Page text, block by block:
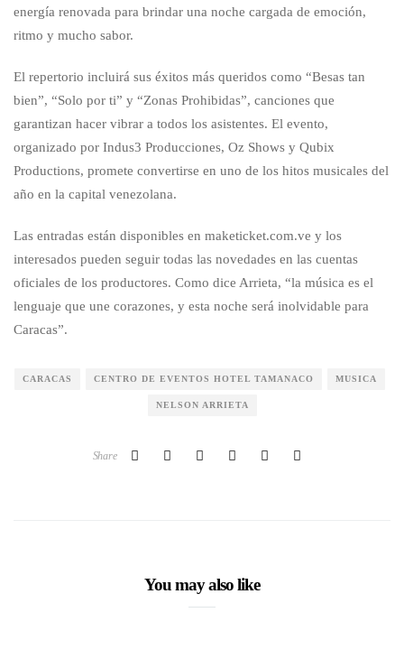
energía renovada para brindar una noche cargada de emoción,
ritmo y mucho sabor.
El repertorio incluirá sus éxitos más queridos como “Besas tan
bien”, “Solo por ti” y “Zonas Prohibidas”, canciones que
garantizan hacer vibrar a todos los asistentes. El evento,
organizado por Indus3 Producciones, Oz Shows y Qubix
Productions, promete convertirse en uno de los hitos musicales del
año en la capital venezolana.
Las entradas están disponibles en maketicket.com.ve y los
interesados pueden seguir todas las novedades en las cuentas
oficiales de los productores. Como dice Arrieta, “la música es el
lenguaje que une corazones, y esta noche será inolvidable para
Caracas”.
CARACAS CENTRO DE EVENTOS HOTEL TAMANACO MUSICA
NELSON ARRIETA
Share
You may also like